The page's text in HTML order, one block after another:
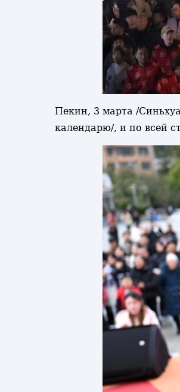
Пекин, 3 марта /
календарю/, и по всей